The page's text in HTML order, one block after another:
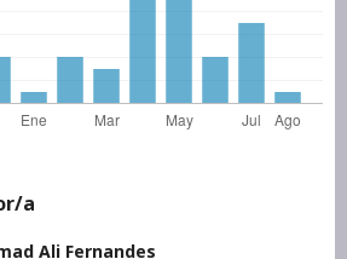
a
Ali Fernandes